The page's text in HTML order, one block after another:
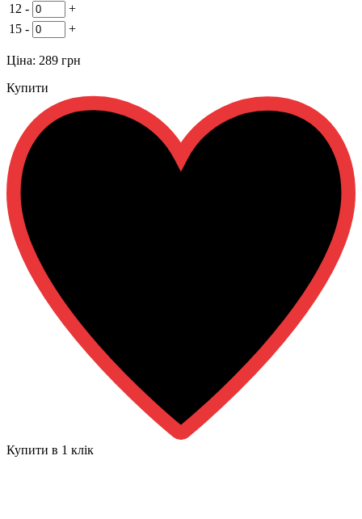
12 -
+
15 - +
Ціна: 289 грн
Купити
Купити в 1 клiк